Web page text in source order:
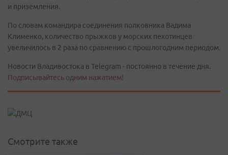
и приземления.
По словам командира соединения полковника Вадима
Клименко, количество прыжков у морских пехотинцев
увеличилось в 2 раза по сравнению с прошлогодним периодом.
Новости Владивостока в Telegram - постоянно в течение дня.
Подписывайтесь одним нажатием!
Смотрите также